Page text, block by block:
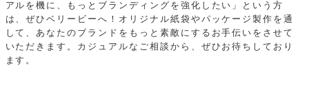
アルを機に、もっとブランディングを強化したい」という方
は、ぜひベリービーへ！オリジナル紙袋やパッケージ製作を通
して、あなたのブランドをもっと素敵にするお手伝いをさせて
いただきます。カジュアルなご相談から、ぜひお待ちしており
ます。